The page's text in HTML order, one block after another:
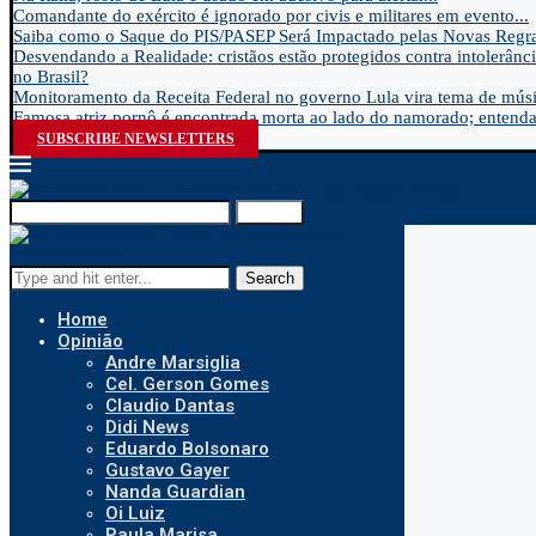
Comandante do exército é ignorado por civis e militares em evento...
Saiba como o Saque do PIS/PASEP Será Impactado pelas Novas
Desvendando a Realidade: cristãos estão protegidos contra
no Brasil?
Monitoramento da Receita Federal no governo Lula vira tema de
Famosa atriz pornô é encontrada morta ao lado do namorado;
SUBSCRIBE NEWSLETTERS
Search
Home
Opinião
Andre Marsiglia
Cel. Gerson Gomes
Claudio Dantas
Didi News
Eduardo Bolsonaro
Gustavo Gayer
Nanda Guardian
Oi Luiz